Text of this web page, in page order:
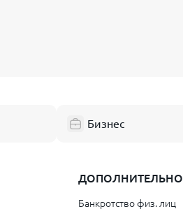
Бизнес
ДОПОЛНИТЕЛЬНО
Банкротство физ. лиц